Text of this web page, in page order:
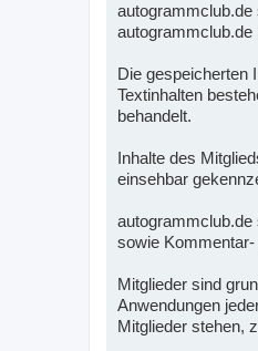
autogrammclub.de
autogrammclub.de
Die gespeicherten
Textinhalten
behandelt.
Inhalte des
einsehbar
autogrammclub.de
sowie Kommentar-
Mitglieder sind
Anwendungen
Mitglieder stehen,